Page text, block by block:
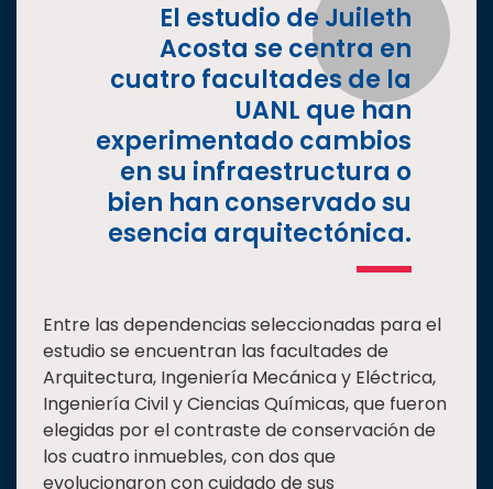
El estudio de Juileth
Acosta se centra en
cuatro facultades de la
UANL que han
experimentado cambios
en su infraestructura o
bien han conservado su
esencia arquitectónica.
Entre las dependencias seleccionadas para el
estudio se encuentran las facultades de
Arquitectura, Ingeniería Mecánica y Eléctrica,
Ingeniería Civil y Ciencias Químicas, que fueron
elegidas por el contraste de conservación de
los cuatro inmuebles, con dos que
evolucionaron con cuidado de sus